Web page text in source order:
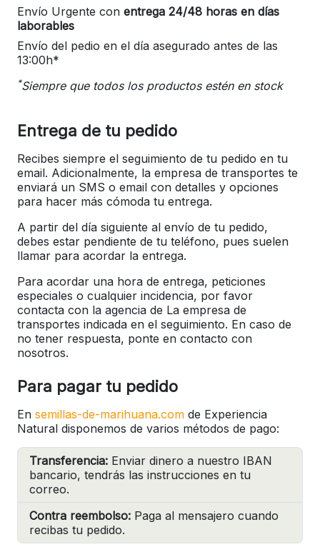
Envío Urgente con entrega 24/48 horas en días
laborables
Envío del pedio en el día asegurado antes de las
13:00h*
*Siempre que todos los productos estén en stock
Entrega de tu pedido
Recibes siempre el seguimiento de tu pedido en tu
email. Adicionalmente, la empresa de transportes te
enviará un SMS o email con detalles y opciones
para hacer más cómoda tu entrega.
A partir del día siguiente al envío de tu pedido,
debes estar pendiente de tu teléfono, pues suelen
llamar para acordar la entrega.
Para acordar una hora de entrega, peticiones
especiales o cualquier incidencia, por favor
contacta con la agencia de La empresa de
transportes indicada en el seguimiento. En caso de
no tener respuesta, ponte en contacto con
nosotros.
Para pagar tu pedido
En semillas-de-marihuana.com de Experiencia
Natural disponemos de varios métodos de pago:
Transferencia: Enviar dinero a nuestro IBAN
bancario, tendrás las instrucciones en tu
correo.
Contra reembolso: Paga al mensajero cuando
recibas tu pedido.